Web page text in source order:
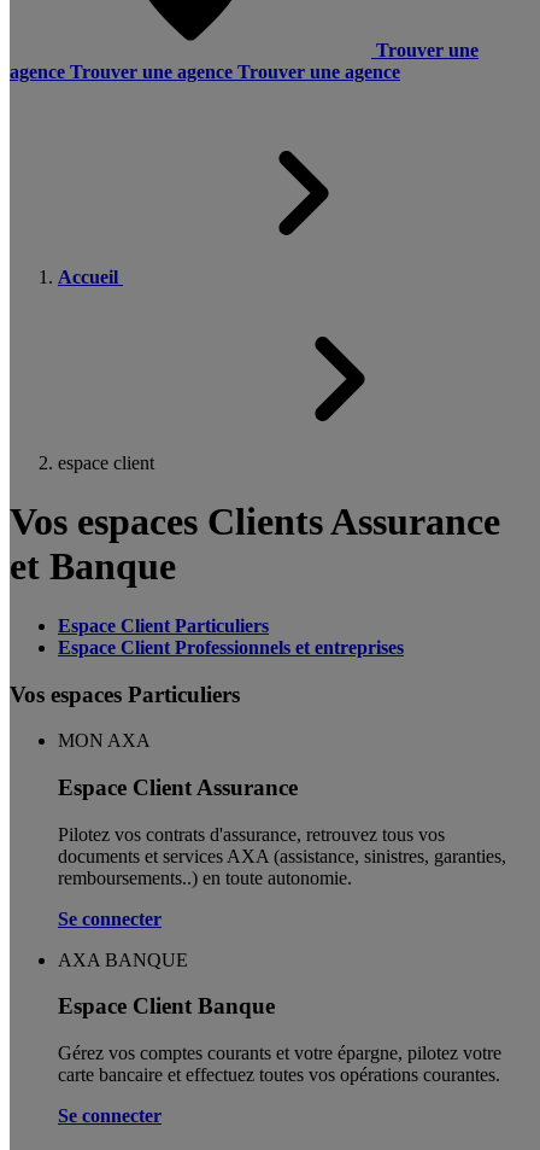
Trouver une
agence Trouver une agence Trouver une agence
Accueil
espace client
Vos espaces Clients Assurance
et Banque
Espace Client Particuliers
Espace Client Professionnels et entreprises
Vos espaces Particuliers
MON AXA
Espace Client Assurance
Pilotez vos contrats d'assurance, retrouvez tous vos
documents et services AXA (assistance, sinistres, garanties,
remboursements..) en toute autonomie. ​
Se connecter
AXA BANQUE
Espace Client Banque
Gérez vos comptes courants et votre épargne, pilotez votre
carte bancaire et effectuez toutes vos opérations courantes.
Se connecter